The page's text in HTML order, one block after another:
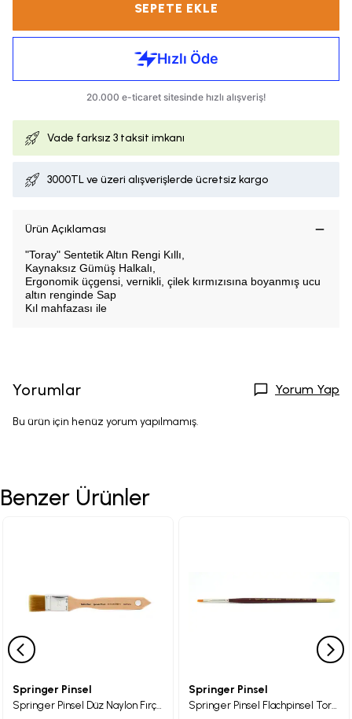
SEPETE EKLE
Vade farksız 3 taksit imkanı
3000TL ve üzeri alışverişlerde ücretsiz kargo
Ürün Açıklaması
"Toray" Sentetik Altın Rengi Kıllı,
Kaynaksız Gümüş Halkalı,
Ergonomik üçgensi, vernikli, çilek kırmızısına boyanmış ucu
altın renginde Sap
Kıl mahfazası ile
Yorumlar Yorum Yap
Bu ürün için henüz yorum yapılmamış.
Benzer Ürünler
Springer Pinsel
Springer Pinsel Düz Naylon Fırça 25
Springer Pinsel
Springer Pinsel Flachpinsel Toray Sentetik Yassı Kıllı Fırça 04